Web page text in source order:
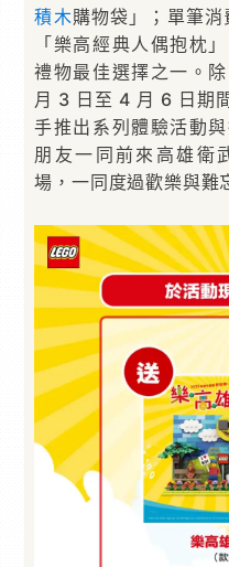
積木購物袋」；單筆
「樂高經典人偶抱枕
禮物最佳選擇之一。
月 3 日至 4 月 6 日期
手推出系列體驗活動
朋友一同前來高雄衛
場，一同度過歡樂與難